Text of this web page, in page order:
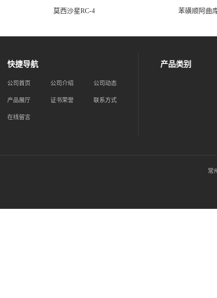
莫西沙星RC-4 苯磺顺阿曲
快捷导航
公司首页 公司介绍 公司动态
产品展厅 证书荣誉 联系方式
在线留言
产品类别
常